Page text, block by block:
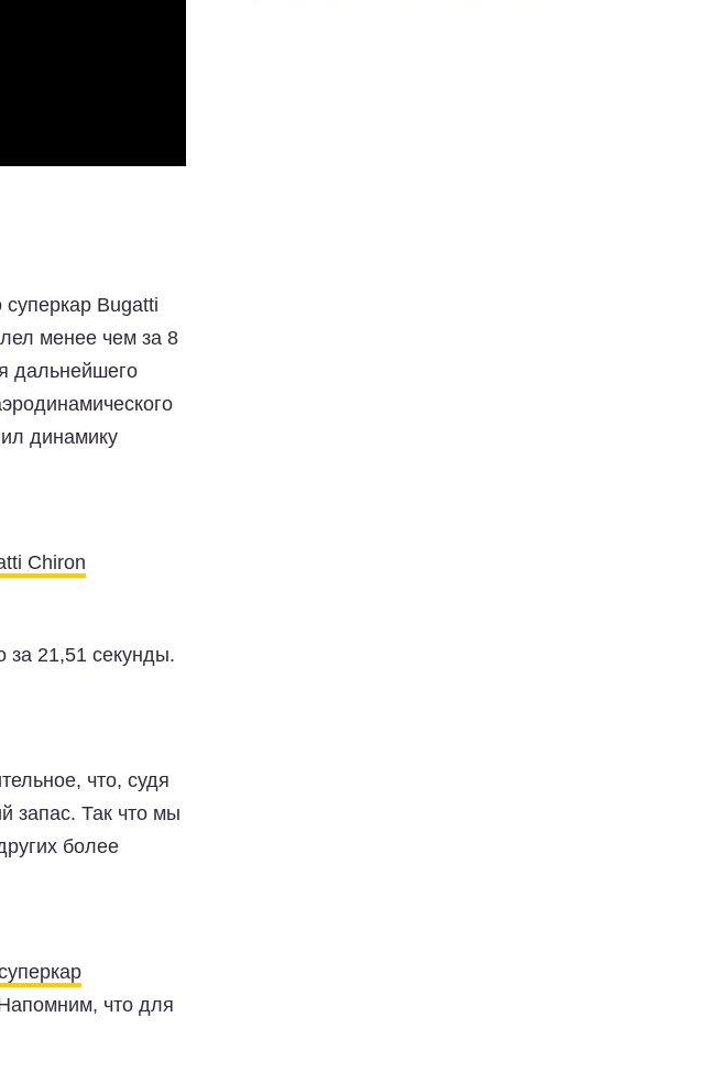
Bugatti
менее чем за 8
дальнейшего
динамику
Chiron
за 21,51 секунды.
что, судя
запас. Так что мы
более
что для